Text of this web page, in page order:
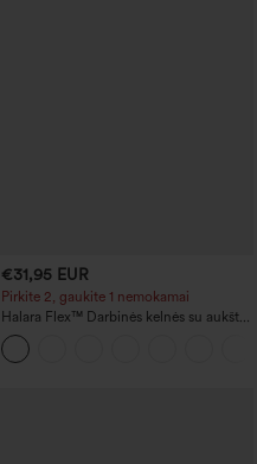
€31,95 EUR
Pirkite 2, gaukite 1 nemokamai
Halara Flex™ Darbinės kelnės su aukštu
liemeniu, su galiniu kišeniu ir šiek tiek
praskleistos